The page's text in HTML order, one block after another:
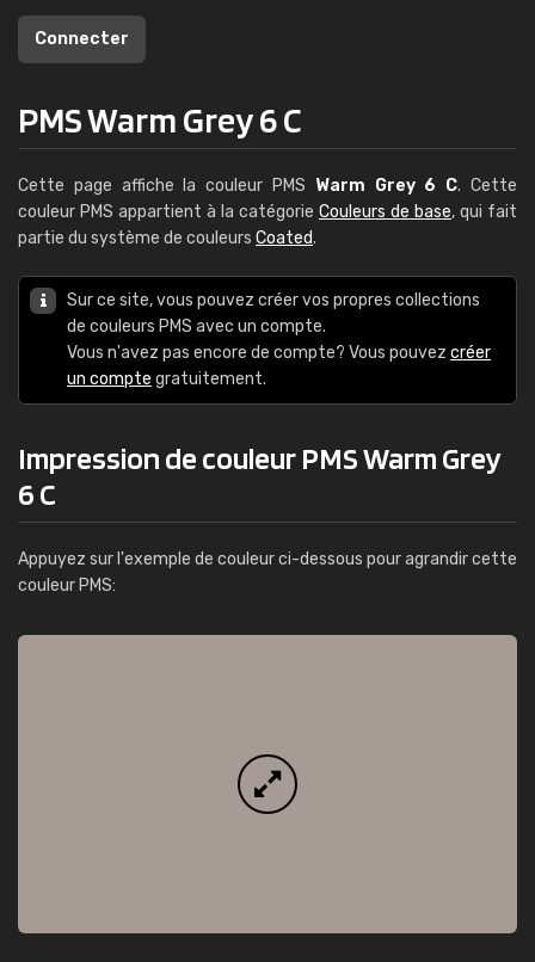
Connecter
PMS Warm Grey 6 C
Cette page affiche la couleur PMS Warm Grey 6 C. Cette
couleur PMS appartient à la catégorie Couleurs de base, qui fait
partie du système de couleurs Coated.
Sur ce site, vous pouvez créer vos propres collections
de couleurs PMS avec un compte.
Vous n'avez pas encore de compte? Vous pouvez créer
un compte gratuitement.
Impression de couleur PMS Warm Grey
6 C
Appuyez sur l'exemple de couleur ci-dessous pour agrandir cette
couleur PMS: